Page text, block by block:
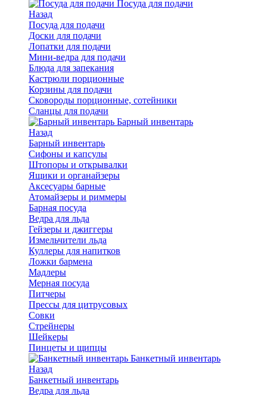
Посуда для подачи
Назад
Посуда для подачи
Доски для подачи
Лопатки для подачи
Мини-ведра для подачи
Блюда для запекания
Кастрюли порционные
Корзины для подачи
Сковороды порционные, сотейники
Сланцы для подачи
Барный инвентарь
Назад
Барный инвентарь
Сифоны и капсулы
Штопоры и открывалки
Ящики и органайзеры
Аксесуары барные
Атомайзеры и риммеры
Барная посуда
Ведра для льда
Гейзеры и джиггеры
Измельчители льда
Куллеры для напитков
Ложки бармена
Мадлеры
Мерная посуда
Питчеры
Прессы для цитрусовых
Совки
Стрейнеры
Шейкеры
Пинцеты и щипцы
Банкетный инвентарь
Назад
Банкетный инвентарь
Ведра для льда